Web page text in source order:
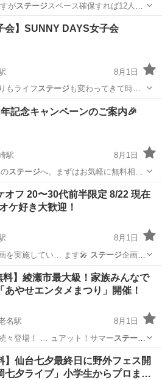
がステージスペース確保すれば12人が
コンサート/ショー 弾き語り
会】SUNNY DAYS女子会
8月1日
もライフステージも変わってきて時間
その他
記念キャンペーンのご案内🎉
駅
8月1日
のステージへ。まずはお気軽に無料相談
キャンペーン ステージ
オフ 20〜30代前半限定 8/22 現在
ケ好き大歓迎！
8月1日
を実施してい… ます🎤 ステージ企画へ
付き大部屋あり！… 日は、 ・ステージ
る
ステージ企画となっていま… す😊
その他 デュエット
料】綾瀬市最大級！家族みんなで
あやせエンタメまつり」開催！
名駅
8月1日
々登場！ … ュアット！サマー ステー
別なステージです。 会… ダイノジ ラ
アット！サマーステージ・プリキュ
地域/お祭り プリキュア
】仙台七夕最終日に野外フェス開
七夕ライブ」小学生からプロま…